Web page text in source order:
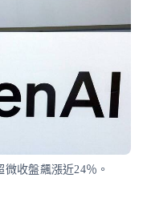
收盤飆漲近24％。